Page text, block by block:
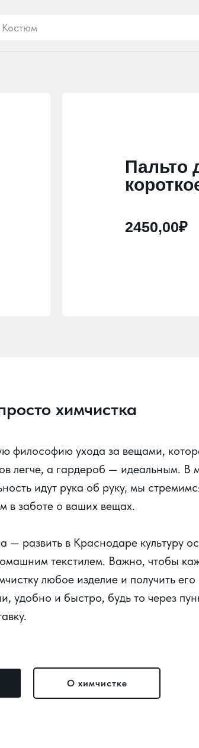
Пальто
2450,00₽
химчистка
философию ухода за вещами,
легче, а гардероб — идеальным. В
идут рука об руку, мы
в заботе о ваших вещах.
— развить в Краснодаре культуру
текстилем. Важно, чтобы
любое изделие и получить
удобно и быстро, будь то через
О химчистке